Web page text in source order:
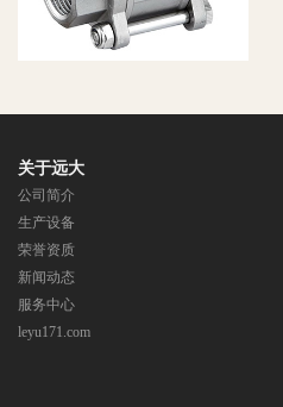
关于远大
公司简介
生产设备
荣誉资质
新闻动态
服务中心
leyu171.com